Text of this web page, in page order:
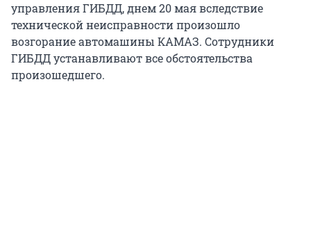
управления ГИБДД, днем 20 мая вследствие
технической неисправности произошло
возгорание автомашины КАМАЗ. Сотрудники
ГИБДД устанавливают все обстоятельства
произошедшего.